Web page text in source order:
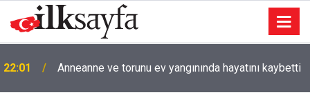
22:01 Anneanne ve torunu ev yangınında hayatını kaybetti